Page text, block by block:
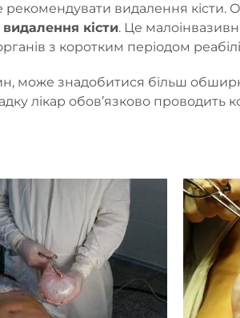
видалення
кісти. Це
з коротким періодом
може знадобитися більш
лікар обов’язково проводить